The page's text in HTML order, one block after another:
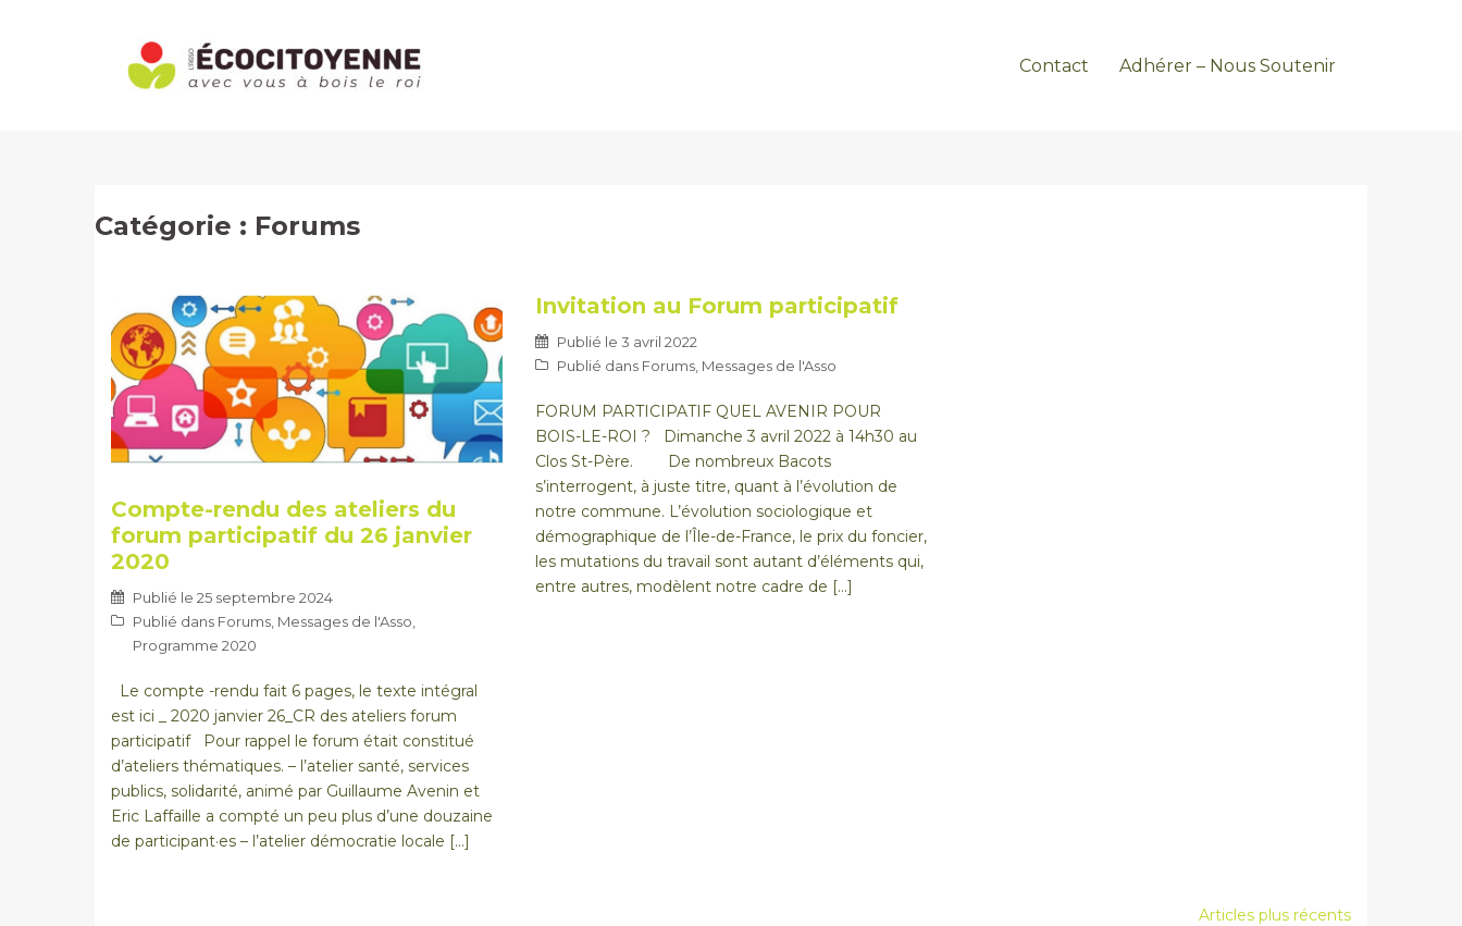
Contact Adhérer – Nous Soutenir
Catégorie : Forums
Compte-rendu des ateliers du
forum participatif du 26 janvier
2020
Publié le 25 septembre 2024
Publié dans Forums Messages de l'Asso
Programme 2020
Le compte -rendu fait 6 pages, le texte intégral
est ici _ 2020 janvier 26_CR des ateliers forum
participatif Pour rappel le forum était constitué
d’ateliers thématiques. – l’atelier santé, services
publics, solidarité, animé par Guillaume Avenin et
Eric Laffaille a compté un peu plus d’une douzaine
de participant·es – l’atelier démocratie locale […]
Invitation au Forum participatif
Publié le 3 avril 2022
Publié dans Forums Messages de l'Asso
FORUM PARTICIPATIF QUEL AVENIR POUR
BOIS-LE-ROI ? Dimanche 3 avril 2022 à 14h30 au
Clos St-Père. De nombreux Bacots
s’interrogent, à juste titre, quant à l’évolution de
notre commune. L’évolution sociologique et
démographique de l’Île-de-France, le prix du foncier,
les mutations du travail sont autant d’éléments qui,
entre autres, modèlent notre cadre de […]
Articles plus récents